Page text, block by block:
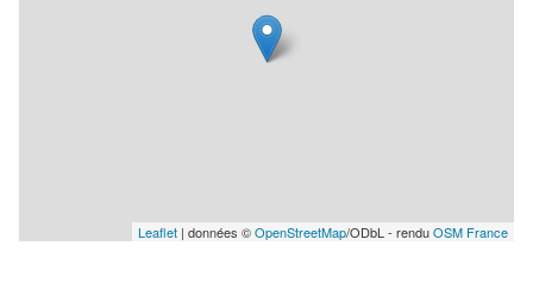
Leaflet | données ©OpenStreetMap/ODbL - renduOSM France